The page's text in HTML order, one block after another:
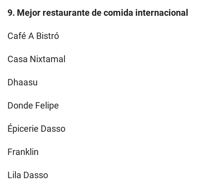
9. Mejor restaurante de comida internacional
Café A Bistró
Casa Nixtamal
Dhaasu
Donde Felipe
Épicerie Dasso
Franklin
Lila Dasso